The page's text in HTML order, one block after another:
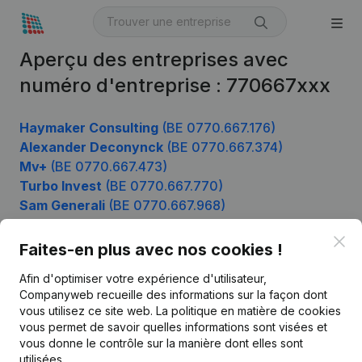
Aperçu des entreprises avec
numéro d'entreprise : 770667xxx
Haymaker Consulting (BE 0770.667.176)
Alexander Deconynck (BE 0770.667.374)
Mv+ (BE 0770.667.473)
Turbo Invest (BE 0770.667.770)
Sam Generali (BE 0770.667.968)
Faites-en plus avec nos cookies !
Afin d'optimiser votre expérience d'utilisateur,
Companyweb recueille des informations sur la façon dont
vous utilisez ce site web. La politique en matière de cookies
vous permet de savoir quelles informations sont visées et
vous donne le contrôle sur la manière dont elles sont
utilisées.
Français
Informations d’entreprise
Monitoring